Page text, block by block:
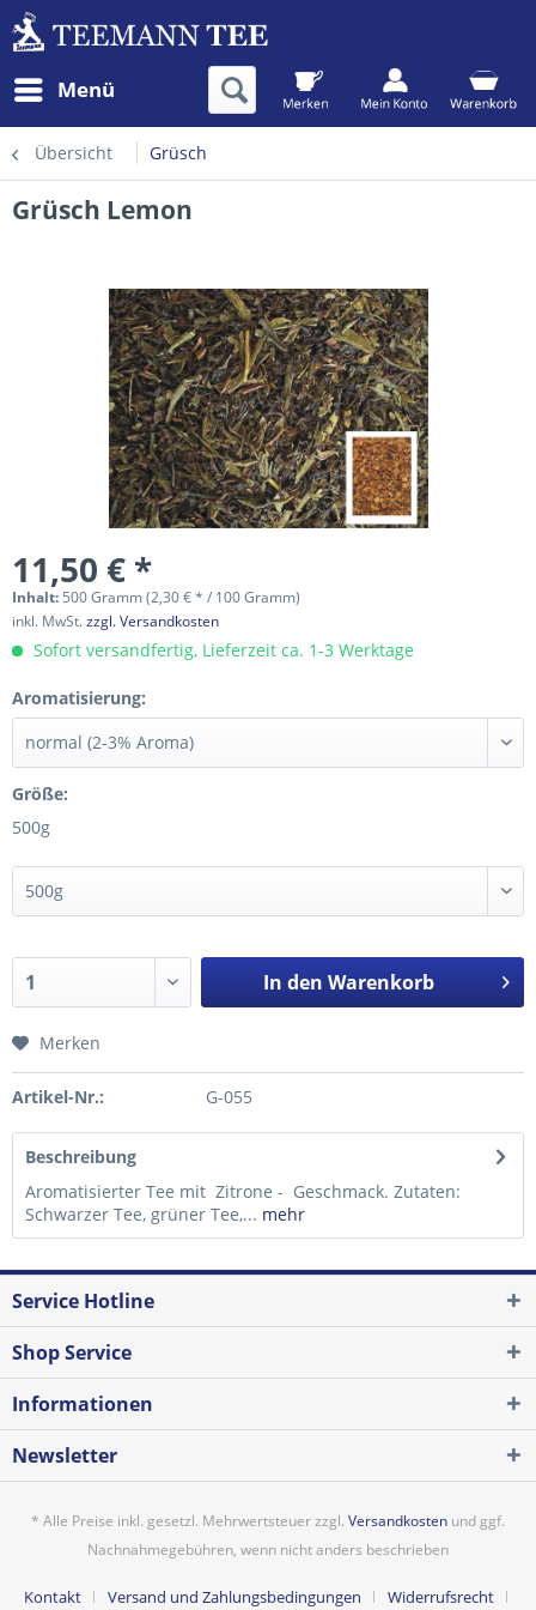
Menü
Übersicht Grüsch
Grüsch Lemon
11,50 € *
Inhalt: 500 Gramm (2,30 € * / 100 Gramm)
inkl. MwSt.zzgl. Versandkosten
Sofort versandfertig, Lieferzeit ca. 1-3 Werktage
Aromatisierung:
Größe:
500g
In den Warenkorb
Merken
Artikel-Nr.: G-055
Beschreibung
Aromatisierter Tee mit Zitrone - Geschmack. Zutaten:
Schwarzer Tee, grüner Tee,... mehr
Service Hotline
Shop Service
Informationen
Newsletter
* Alle Preise inkl. gesetzl. Mehrwertsteuer zzgl. Versandkosten und ggf.
Nachnahmegebühren, wenn nicht anders beschrieben
Kontakt Versand und Zahlungsbedingungen Widerrufsrecht